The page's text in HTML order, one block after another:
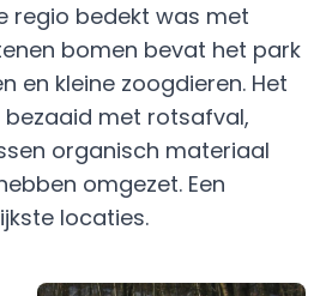
regio bedekt was met
bomen bevat het park
en kleine zoogdieren. Het
met rotsafval,
organisch materiaal
omgezet. Een
locaties.